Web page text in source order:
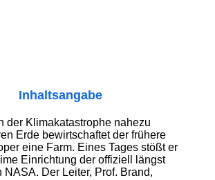
Inhaltsangabe
der Klimakatastrophe nahezu
Erde bewirtschaftet der frühere
eine Farm. Eines Tages stößt er
Einrichtung der offiziell längst
NASA. Der Leiter, Prof. Brand,